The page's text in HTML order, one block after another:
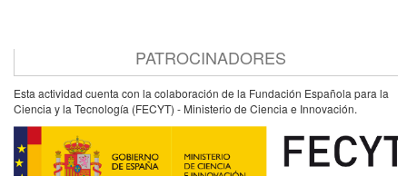
PATROCINADORES
Esta actividad cuenta con la colaboración de la Fundación Española para la
Ciencia y la Tecnología (FECYT) - Ministerio de Ciencia e Innovación.